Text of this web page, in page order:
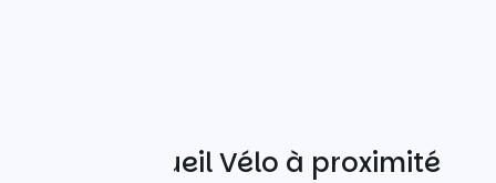
Autres Accueil Vélo à proximité